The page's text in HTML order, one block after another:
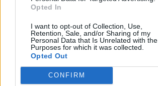
Opted In
I want to opt-out of Collection, Use,
Retention, Sale, and/or Sharing of my
Personal Data that Is Unrelated with the
Purposes for which it was collected.
Opted Out
CONFIRM
pareiškimų.